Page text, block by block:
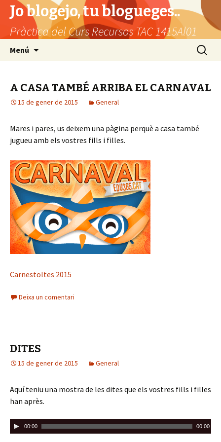
Jo blogejo, tu blogueges..
Pràctica del Curs Recursos TAC 1415Al01
Menú Cerca:
A CASA TAMBÉ ARRIBA EL CARNAVAL
15 de gener de 2015 General
Mares i pares, us deixem una pàgina perquè a casa també
jugueu amb els vostres fills i filles.
Carnestoltes 2015
Deixa un comentari
DITES
15 de gener de 2015 General
Aquí teniu una mostra de les dites que els vostres fills i filles
han après.
R
e
00:00 00:00